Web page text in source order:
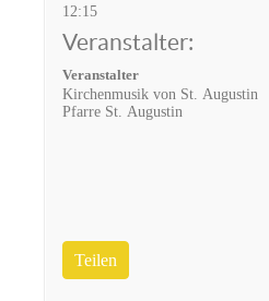
12:15
Veranstalter:
Veranstalter
Kirchenmusik von St. Augustin
Pfarre St. Augustin
Teilen